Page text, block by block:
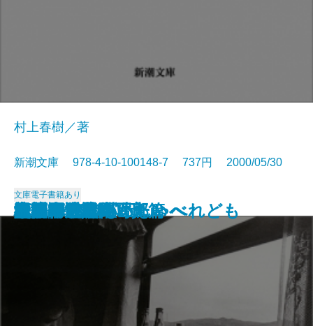
檀
風の男 白洲次郎
婦系図
自閉症だったわたしへ
青春ピカソ
ナイフ
ターン
すいかの匂い
夜明け前に会いたい
辺境・近境
村上春樹／著
新潮文庫 978-4-10-100148-7 737円 2000/05/30
文庫電子書籍あり
辺境・近境 写真篇
堕落論
しゃべれども しゃべれども
史記の風景
ハンニバル〔上〕
ハンニバル〔下〕
欲望
礼儀作法入門
江戸の暗黒街
中原中也詩集